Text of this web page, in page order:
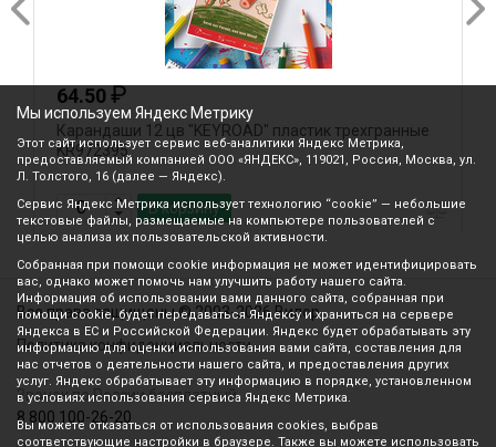
64.50₽
Карандаши 12 цв "KEYROAD" пластик трехгранные
KR972395
В корзину
Все права защищены © 2003-2026 Вилор
Политика конфиденциальности
Звонок по России бесплатный
8 800 100-26-20
Мы используем Яндекс Метрику
Этот сайт использует сервис веб-аналитики Яндекс Метрика,
предоставляемый компанией ООО «ЯНДЕКС», 119021, Россия, Москва, ул.
Л. Толстого, 16 (далее — Яндекс).
Сервис Яндекс Метрика использует технологию “cookie” — небольшие
текстовые файлы, размещаемые на компьютере пользователей с
целью анализа их пользовательской активности.
Собранная при помощи cookie информация не может идентифицировать
вас, однако может помочь нам улучшить работу нашего сайта.
Информация об использовании вами данного сайта, собранная при
помощи cookie, будет передаваться Яндексу и храниться на сервере
Яндекса в ЕС и Российской Федерации. Яндекс будет обрабатывать эту
информацию для оценки использования вами сайта, составления для
нас отчетов о деятельности нашего сайта, и предоставления других
услуг. Яндекс обрабатывает эту информацию в порядке, установленном
в условиях использования сервиса Яндекс Метрика.
Вы можете отказаться от использования cookies, выбрав
соответствующие настройки в браузере. Также вы можете использовать